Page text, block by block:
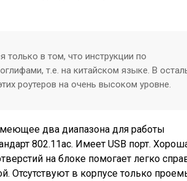
только в том, что инструкции по
т.е. на китайском языке. В
роутеров на очень высоком уровне.
два диапазона для работы
802.11ac. Имеет USB порт.
на блоке помогает легко
Отсутствуют в корпусе только